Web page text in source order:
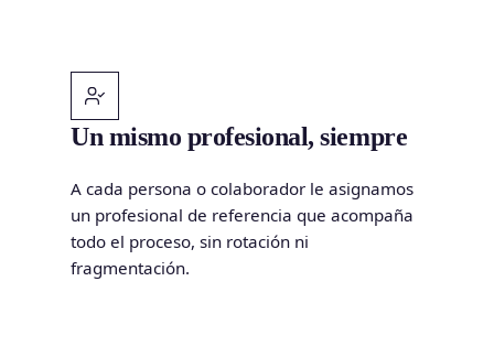
Un mismo profesional, siempre
A cada persona o colaborador le asignamos
un profesional de referencia que acompaña
todo el proceso, sin rotación ni
fragmentación.